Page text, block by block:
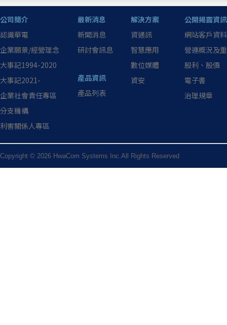
公司簡介
認識華電
企業願景/經營理念
大事記1994-2020
大事記2021-
企業社會責任專區
分支機構
利害關係人專區
最新消息
新聞消息
研討會訊息
產品資訊
產品列表
解決方案
資通訊
智慧應用
數位媒體
資安
公開揭露資訊
網站客戶資
營運概況及
股利、股價
電子書
治理規章
Copyright © 2026 HwaCom Systems Inc.All Rights Reserved